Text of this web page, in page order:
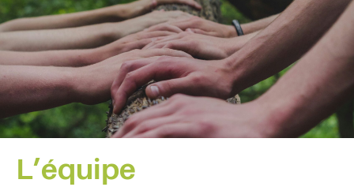
L’équipe